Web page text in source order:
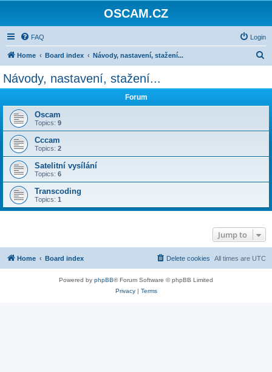
OSCAM.CZ
FAQ Login
Home Board index Návody, nastavení, stažení...
Návody, nastavení, stažení...
Forum
Oscam
Topics: 9
Cccam
Topics: 2
Satelitní vysílání
Topics: 6
Transcoding
Topics: 1
Jump to
Home Board index All times are UTC
Delete cookies
Powered by phpBB® Forum Software © phpBB Limited
Privacy| Terms